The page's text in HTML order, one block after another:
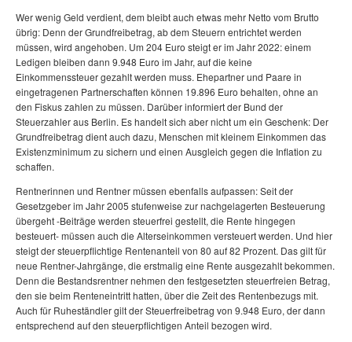
Wer wenig Geld verdient, dem bleibt auch etwas mehr Netto vom Brutto
übrig: Denn der Grundfreibetrag, ab dem Steuern entrichtet werden
müssen, wird angehoben. Um 204 Euro steigt er im Jahr 2022: einem
Ledigen bleiben dann 9.948 Euro im Jahr, auf die keine
Einkommenssteuer gezahlt werden muss. Ehepartner und Paare in
eingetragenen Partnerschaften können 19.896 Euro behalten, ohne an
den Fiskus zahlen zu müssen. Darüber informiert der Bund der
Steuerzahler aus Berlin. Es handelt sich aber nicht um ein Geschenk: Der
Grundfreibetrag dient auch dazu, Menschen mit kleinem Einkommen das
Existenzminimum zu sichern und einen Ausgleich gegen die Inflation zu
schaffen.
Rentnerinnen und Rentner müssen ebenfalls aufpassen: Seit der
Gesetzgeber im Jahr 2005 stufenweise zur nachgelagerten Besteuerung
übergeht -Beiträge werden steuerfrei gestellt, die Rente hingegen
besteuert- müssen auch die Alterseinkommen versteuert werden. Und hier
steigt der steuerpflichtige Rentenanteil von 80 auf 82 Prozent. Das gilt für
neue Rentner-Jahrgänge, die erstmalig eine Rente ausgezahlt bekommen.
Denn die Bestandsrentner nehmen den festgesetzten steuerfreien Betrag,
den sie beim Renteneintritt hatten, über die Zeit des Rentenbezugs mit.
Auch für Ruheständler gilt der Steuerfreibetrag von 9.948 Euro, der dann
entsprechend auf den steuerpflichtigen Anteil bezogen wird.